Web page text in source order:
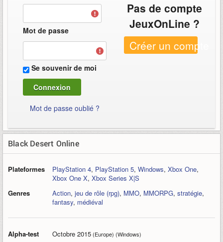
Mot de passe
Se souvenir de moi
Mot de passe oublié ?
Pas de compte
JeuxOnLine ?
Créer un compte
Black Desert Online
Plateformes PlayStation 4, PlayStation 5, Windows, Xbox One,
Xbox One X, Xbox Series X|S
Genres
Action, jeu de rôle (rpg), MMO, MMORPG, stratégie,
fantasy, médiéval
Alpha-test Octobre 2015(Europe) (Windows)